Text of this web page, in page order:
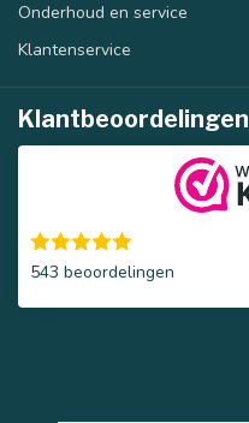
Onderhoud en service
Klantenservice
Klantbeoordelingen
543 beoordelingen